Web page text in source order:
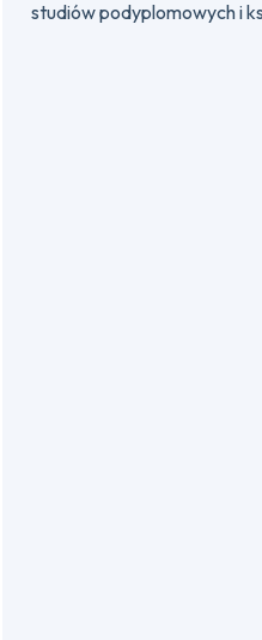
studiów podyplomowych i